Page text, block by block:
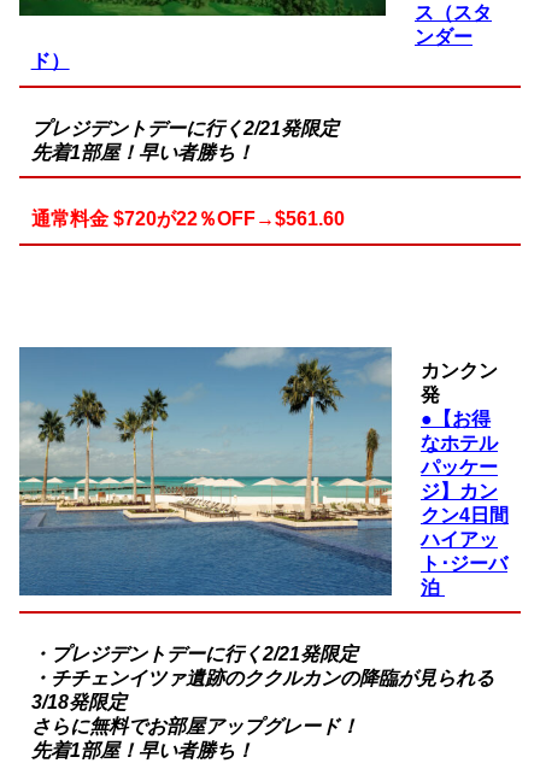
ス（スタ
ンダー
ド）
プレジデントデーに行く2/21発限定
先着1部屋！早い者勝ち！
通常料金 $720が22％OFF→$561.60
カンクン
発
●【お得
なホテル
パッケー
ジ】カン
クン4日間
ハイアッ
ト･ジーバ
泊
・プレジデントデーに行く2/21発限定
・チチェンイツァ遺跡のククルカンの降臨が見られる
3/18発限定
さらに無料でお部屋アップグレード！
先着1部屋！早い者勝ち！